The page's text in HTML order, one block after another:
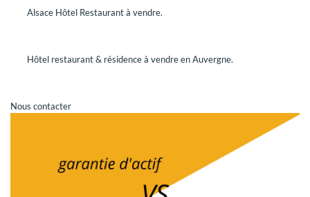
elles sont offertes.
REJOINDRE GRAVITAO
régulièrement de nouveaux collaborateurs.
Vous êtes honnête, autonome, organisé, vous aimez les défis
et la satisfaction du client, vous avez l'esprit d'équipe,
rejoignez-nous !
Alsace Hôtel Restaurant à vendre.
Hôtel restaurant & résidence à vendre en Auvergne.
Nous contacter